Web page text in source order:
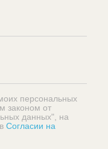
персональных
законом от
данных", на
Согласии на